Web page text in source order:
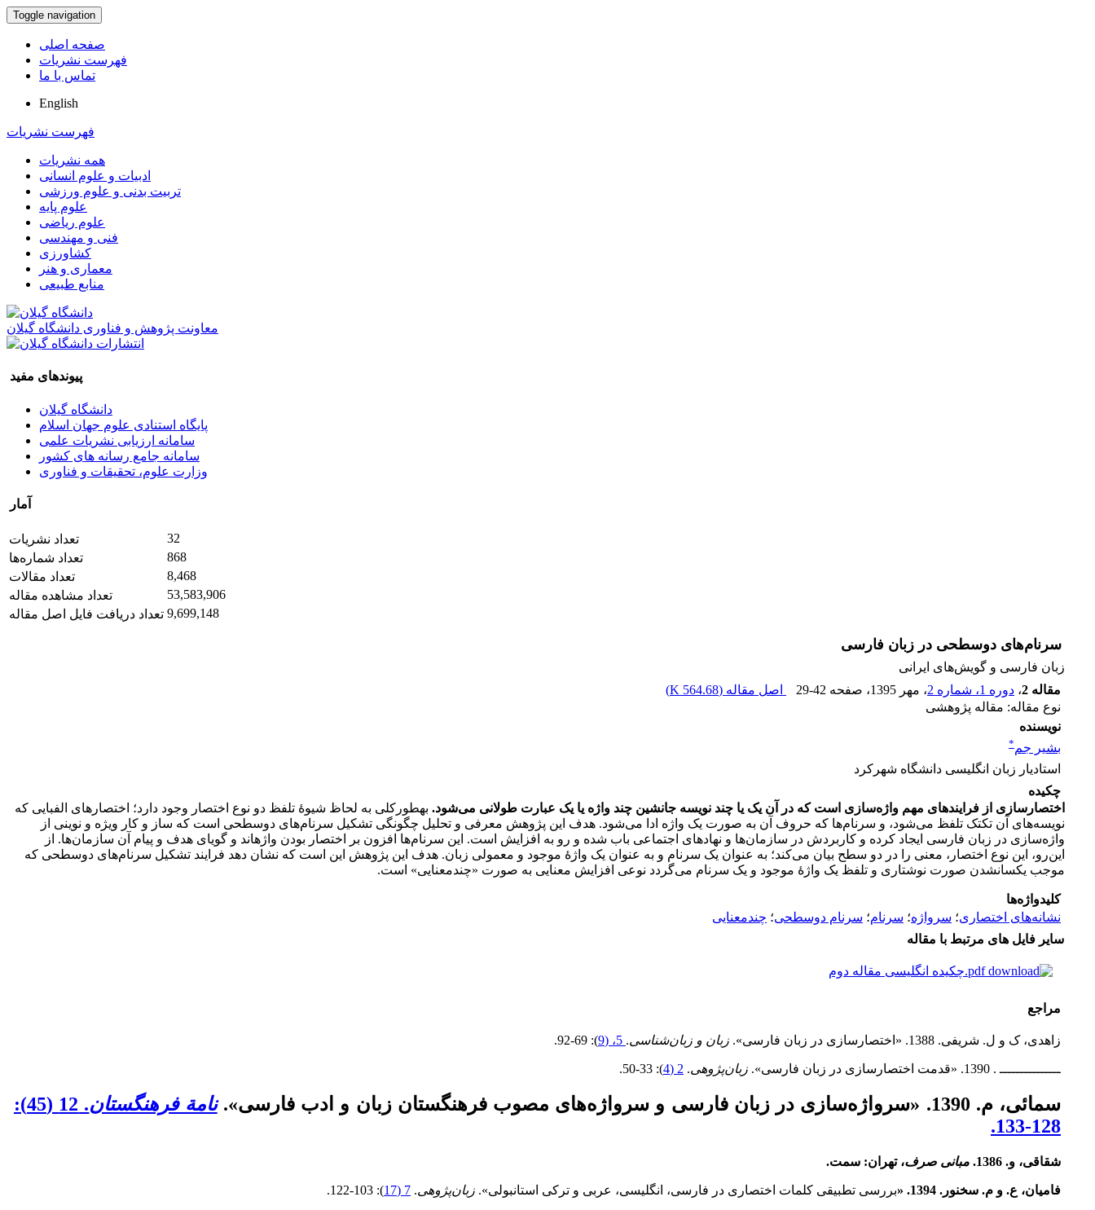
Toggle navigation
صفحه اصلی
فهرست نشریات
تماس با ما
English
فهرست نشریات
همه نشریات
ادبیات و علوم انسانی
تربیت بدنی و علوم ورزشی
علوم پایه
علوم ریاضی
فنی و مهندسی
کشاورزی
معماری و هنر
منابع طبیعی
معاونت پژوهش و فناوری دانشگاه گیلان
پیوندهای مفید
دانشگاه گیلان
پایگاه استنادی علوم جهان اسلام
سامانه ارزیابی نشریات علمی
سامانه جامع رسانه های کشور
وزارت علوم، تحقیقات و فناوری
آمار
تعداد نشریات
32
تعداد شماره‌ها
868
تعداد مقالات
8,468
تعداد مشاهده مقاله
53,583,906
تعداد دریافت فایل اصل مقاله 9,699,148
سرنام‌های دوسطحی در زبان فارسی
زبان فارسی و گویش‌های ایرانی
مقاله 2
، دوره 1، شماره 2 ، مهر 1395 ، صفحه 29-42 اصل مقاله (564.68 K
)
نوع مقاله: مقاله پژوهشی
نویسنده
بشیر جم *
استادیار زبان انگلیسی دانشگاه شهرکرد
چکیده
اختصارسازی از فرایندهای مهم واژه‌سازی است که در آن یک یا چند نویسه جانشین چند واژه یا یک عبارت طولانی می‌شود. به­طورکلی به لحاظ شیوۀ تلفظ دو نوع اختصار وجود دارد؛ اختصارهای الفبایی که
نویسه‌های آن تک­تک تلفظ می‌شود، و سرنام‌ها که حروف آن به صورت یک واژه ادا می‌شود. هدف این پژوهش معرفی و تحلیل چگونگی تشکیل سرنام‌های دوسطحی است که ساز و کار ویژه و نوینی از
واژه‌سازی در زبان فارسی ایجاد کرده و کاربردش در سازمان‌ها و نهاد‌های اجتماعی باب شده و رو به افزایش است. این سرنام‌ها افزون بر اختصار بودن واژه­اند و گویای هدف و پیام آن سازمان‌ها. از
این‌رو، این نوع اختصار، معنی را در دو سطح بیان می‌کند؛ به عنوان یک سرنام و به عنوان یک واژۀ موجود و معمولی زبان. هدف این پژوهش این است که نشان دهد فرایند تشکیل سرنام‌های دوسطحی که
موجب یکسان­شدن صورت نوشتاری و تلفظ یک واژۀ موجود و یک سرنام‌ می‌گردد نوعی افزایش معنایی به صورت «چندمعنایی» است.
کلیدواژه‌ها
نشانه‌های اختصاری؛ سرواژه؛ سرنام‌؛ سرنام‌ دوسطحی؛ چندمعنایی
سایر فایل های مرتبط با مقاله
چکیده انگلیسی مقاله دوم.pdf
مراجع
زاهدی، ک و ل. شریفی. 1388. «اختصارسازی در زبان فارسی». زبان و زبان‌شناسی.
): 69-92.
ـــــــــــــــ . 1390. «قدمت اختصارسازی در زبان فارسی». زبان‌پژوهی.
2 (4
): 33-50.
سمائی، م. 1390. «سرواژه‌سازی در زبان فارسی و سرواژه‌های مصوب فرهنگستان زبان و ادب فارسی». نامة فرهنگستان
. 12 (45):
128-133.
شقاقی، و. 1386. مبانی صرف، تهران: سمت.
فامیان، ع. و م. سخنور. 1394. « بررسی تطبیقی کلمات اختصاری در فارسی، انگلیسی، عربی و ترکی استانبولی». زبان‌پژوهی.
7 (17
): 103-122.